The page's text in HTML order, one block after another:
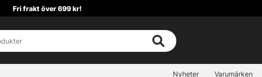
Fri frakt över 699 kr!
Nyheter Varumärken